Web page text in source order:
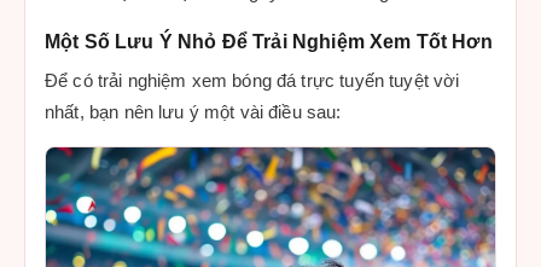
Một Số Lưu Ý Nhỏ Để Trải Nghiệm Xem Tốt Hơn
Để có trải nghiệm xem bóng đá trực tuyến tuyệt vời
nhất, bạn nên lưu ý một vài điều sau: